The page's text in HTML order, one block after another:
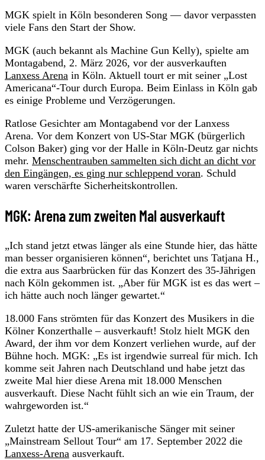
MGK spielt in Köln besonderen Song — davor verpassten
viele Fans den Start der Show.
MGK (auch bekannt als Machine Gun Kelly), spielte am
Montagabend, 2. März 2026, vor der ausverkauften
Lanxess Arena in Köln. Aktuell tourt er mit seiner „Lost
Americana“-Tour durch Europa. Beim Einlass in Köln gab
es einige Probleme und Verzögerungen.
Ratlose Gesichter am Montagabend vor der Lanxess
Arena. Vor dem Konzert von US-Star MGK (bürgerlich
Colson Baker) ging vor der Halle in Köln-Deutz gar nichts
mehr. Menschentrauben sammelten sich dicht an dicht vor
den Eingängen, es ging nur schleppend voran. Schuld
waren verschärfte Sicherheitskontrollen.
MGK: Arena zum zweiten Mal ausverkauft
„Ich stand jetzt etwas länger als eine Stunde hier, das hätte
man besser organisieren können“, berichtet uns Tatjana H.,
die extra aus Saarbrücken für das Konzert des 35-Jährigen
nach Köln gekommen ist. „Aber für MGK ist es das wert –
ich hätte auch noch länger gewartet.“
18.000 Fans strömten für das Konzert des Musikers in die
Kölner Konzerthalle – ausverkauft! Stolz hielt MGK den
Award, der ihm vor dem Konzert verliehen wurde, auf der
Bühne hoch. MGK: „Es ist irgendwie surreal für mich. Ich
komme seit Jahren nach Deutschland und habe jetzt das
zweite Mal hier diese Arena mit 18.000 Menschen
ausverkauft. Diese Nacht fühlt sich an wie ein Traum, der
wahrgeworden ist.“
Zuletzt hatte der US-amerikanische Sänger mit seiner
„Mainstream Sellout Tour“ am 17. September 2022 die
Lanxess-Arena ausverkauft.